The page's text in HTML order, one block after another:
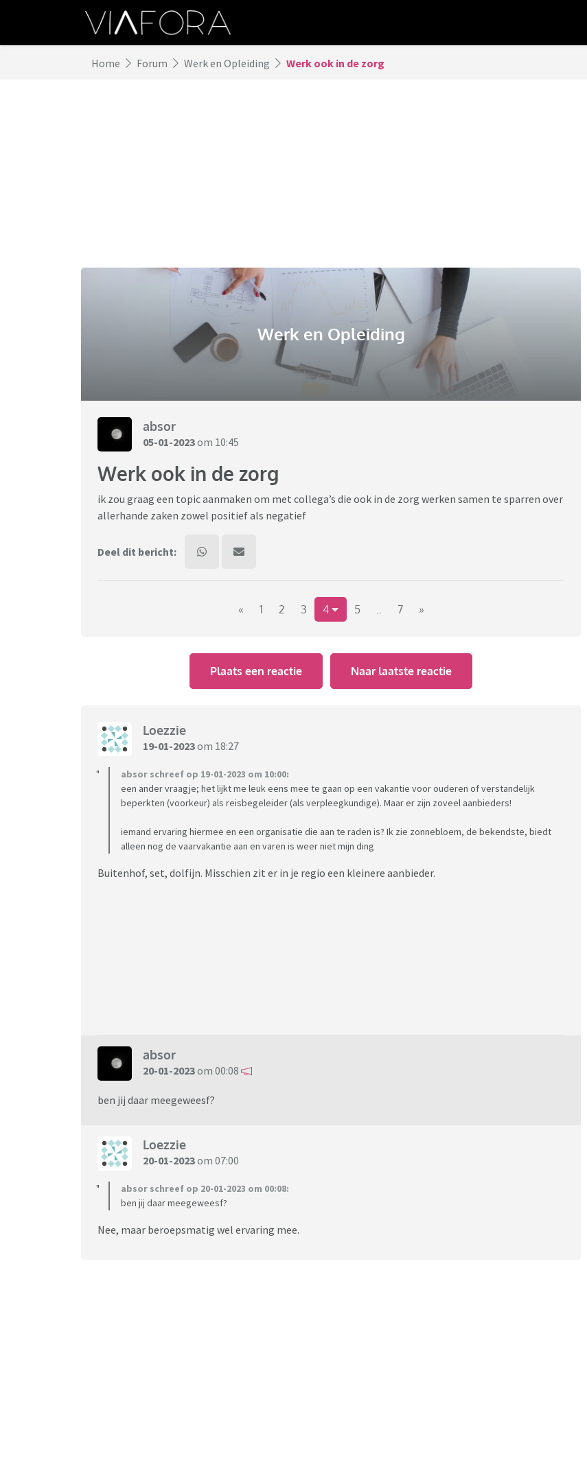
Home Forum Werk en Opleiding Werk ook in de zorg
Werk en Opleiding
absor
05-01-2023om 10:45
Werk ook in de zorg
ik zou graag een topic aanmaken om met collega’s die ook in de zorg werken samen te sparren over
allerhande zaken zowel positief als negatief
Deel dit bericht:
« 1 2 3 4 5 .. 7 »
Plaats een reactie Naar laatste reactie
Loezzie
19-01-2023om 18:27
absor schreef op 19-01-2023 om 10:00:
een ander vraagje; het lijkt me leuk eens mee te gaan op een vakantie voor ouderen of verstandelijk
beperkten (voorkeur) als reisbegeleider (als verpleegkundige). Maar er zijn zoveel aanbieders!
iemand ervaring hiermee en een organisatie die aan te raden is? Ik zie zonnebloem, de bekendste, biedt
alleen nog de vaarvakantie aan en varen is weer niet mijn ding
Buitenhof, set, dolfijn. Misschien zit er in je regio een kleinere aanbieder.
absor
20-01-2023om 00:08
ben jij daar meegeweesf?
Loezzie
20-01-2023om 07:00
absor schreef op 20-01-2023 om 00:08:
ben jij daar meegeweesf?
Nee, maar beroepsmatig wel ervaring mee.